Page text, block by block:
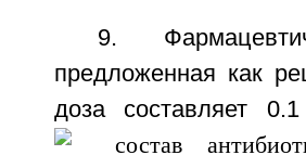
9.
предложенная как
доза составляет